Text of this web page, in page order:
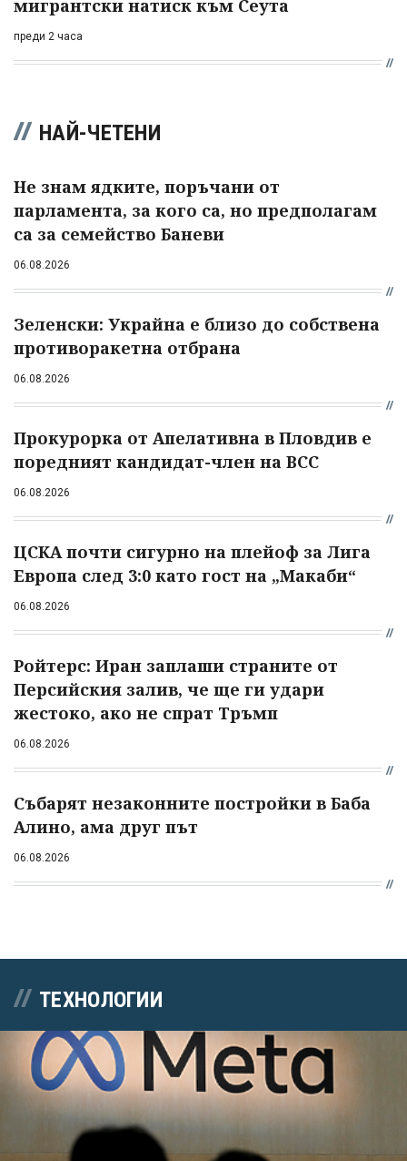
мигрантски натиск към Сеута
преди 2 часа
НАЙ-ЧЕТЕНИ
Не знам ядките, поръчани от
парламента, за кого са, но предполагам
са за семейство Баневи
06.08.2026
Зеленски: Украйна е близо до собствена
противоракетна отбрана
06.08.2026
Прокурорка от Апелативна в Пловдив е
поредният кандидат-член на ВСС
06.08.2026
ЦСКА почти сигурно на плейоф за Лига
Европа след 3:0 като гост на „Макаби“
06.08.2026
Ройтерс: Иран заплаши страните от
Персийския залив, че ще ги удари
жестоко, ако не спрат Тръмп
06.08.2026
Събарят незаконните постройки в Баба
Алино, ама друг път
06.08.2026
ТЕХНОЛОГИИ